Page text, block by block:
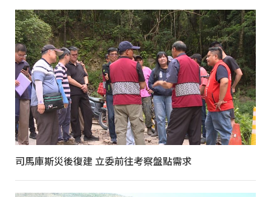
司馬庫斯災後復建 立委前往考察盤點需求